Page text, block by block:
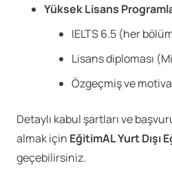
Yüksek Lisans
IELTS 6.5 (her
Lisans diploması
Özgeçmiş ve
Detaylı kabul şartları ve
almak için EğitimAL Yurt Dışı
geçebilirsiniz.